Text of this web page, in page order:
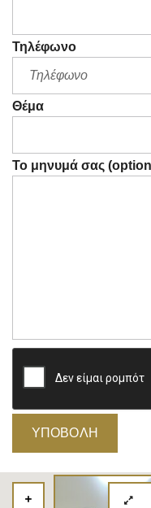
Τηλέφωνο
Θέμα
Το μηνυμά σας